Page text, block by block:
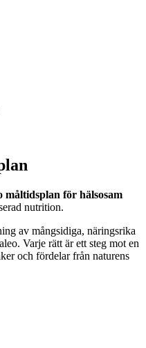
måltidsplan för hälsosam
nutrition.
av mångsidiga, näringsrika
Varje rätt är ett steg mot en
och fördelar från naturens